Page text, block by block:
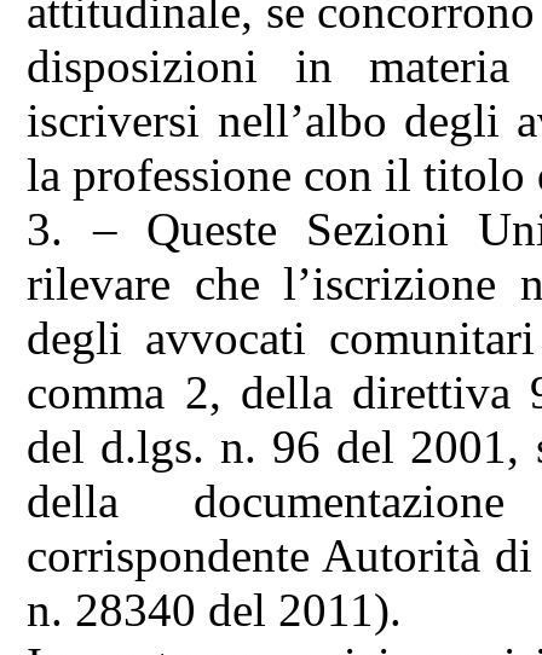
attitudinale, se
disposizioni in
iscriversi nell’albo degli
la professione con il titolo
3. – Queste Sezioni
rilevare che l’iscrizione
degli avvocati
comma 2, della direttiva
del d.lgs. n. 96 del 2001,
della
corrispondente Autorità
n. 28340 del 2011).